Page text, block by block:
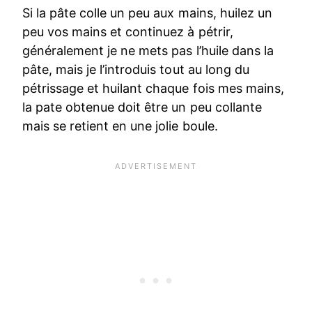
Si la pâte colle un peu aux mains, huilez un
peu vos mains et continuez à pétrir,
généralement je ne mets pas l’huile dans la
pâte, mais je l’introduis tout au long du
pétrissage et huilant chaque fois mes mains,
la pate obtenue doit être un peu collante
mais se retient en une jolie boule.